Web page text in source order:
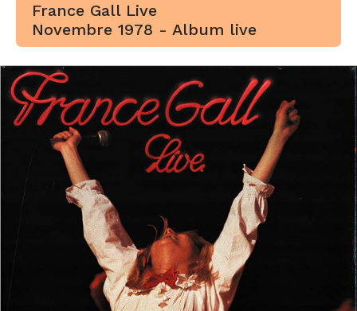
France Gall Live
Novembre 1978 - Album live